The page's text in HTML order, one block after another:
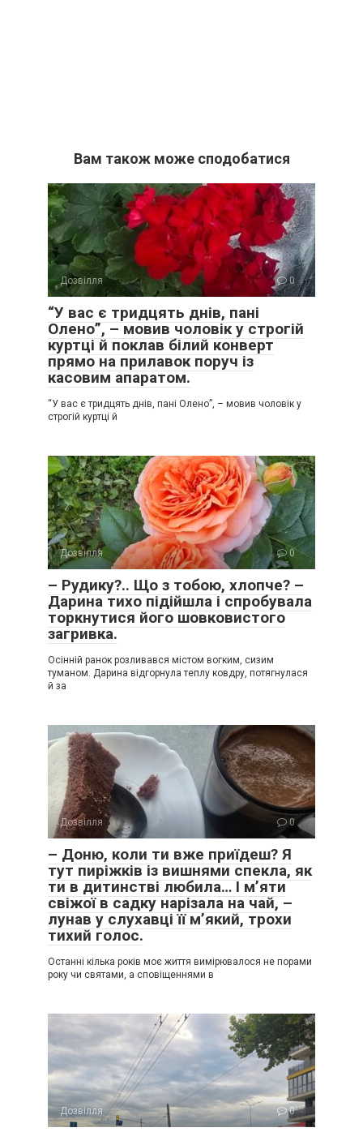
Вам також може сподобатися
Дозвілля 0
“У вас є тридцять днів, пані
Олено”, – мовив чоловік у строгій
куртці й поклав білий конверт
прямо на прилавок поруч із
касовим апаратом.
“У вас є тридцять днів, пані Олено”, – мовив чоловік у
строгій куртці й
Дозвілля 0
– Рудику?.. Що з тобою, хлопче? –
Дарина тихо підійшла і спробувала
торкнутися його шовковистого
загривка.
Осінній ранок розливався містом вогким, сизим
туманом. Дарина відгорнула теплу ковдру, потягнулася
й за
Дозвілля 0
– Доню, коли ти вже приїдеш? Я
тут пиріжків із вишнями спекла, як
ти в дитинстві любила… І м’яти
свіжої в садку нарізала на чай, –
лунав у слухавці її м’який, трохи
тихий голос.
Останні кілька років моє життя вимірювалося не порами
року чи святами, а сповіщеннями в
Дозвілля 0